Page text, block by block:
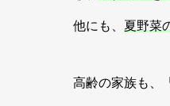
他にも、 夏野菜
高齢の家族も、